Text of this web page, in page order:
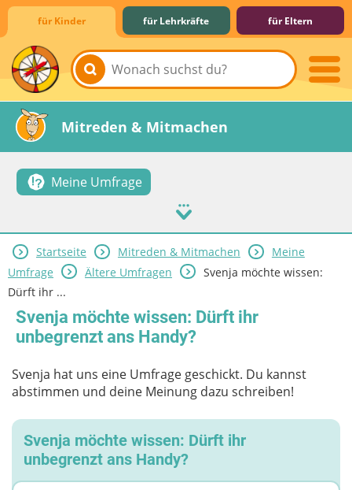
für Kinder für Lehrkräfte für Eltern
Lernen & Schule
Hobby & Freizeit
Spiel & Spaß
Mitreden & Mitmachen
Meine Umfrage
Startseite Mitreden & Mitmachen
Meine
Umfrage
Ältere Umfragen
Svenja möchte wissen:
Dürft ihr ...
Svenja möchte wissen: Dürft ihr
unbegrenzt ans Handy?
Svenja hat uns eine Umfrage geschickt. Du kannst
abstimmen und deine Meinung dazu schreiben!
Svenja möchte wissen: Dürft ihr
unbegrenzt ans Handy?